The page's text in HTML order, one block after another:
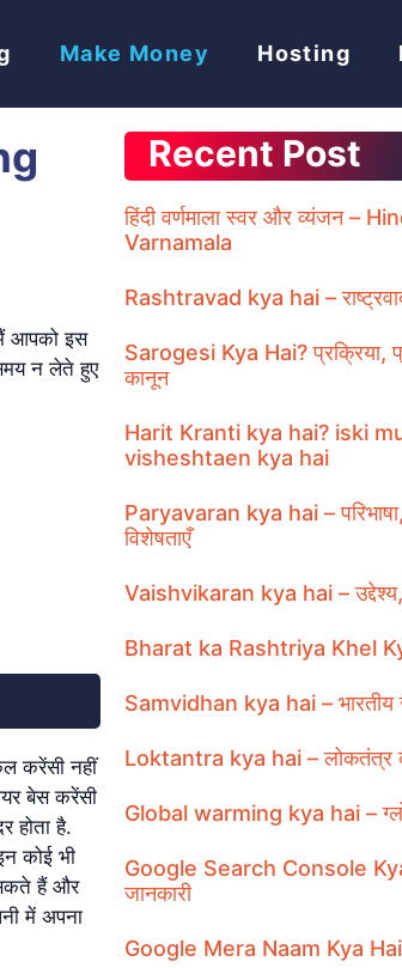
Make Money Hosting
आपको इस
न लेते हुए
करेंसी नहीं
बेस करेंसी
होता है.
कोई भी
हैं और
में अपना
Recent Post
हिंदी वर्णमाला स्वर और व्यंजन –
Varnamala
Rashtravad kya hai –
Sarogesi Kya Hai? प्रक्रिया,
कानून
Harit Kranti kya hai? iski
visheshtaen kya hai
Paryavaran kya hai –
विशेषताएँ
Vaishvikaran kya hai – उद्देश्य,
Bharat ka Rashtriya Khel
Samvidhan kya hai – भारतीय
Loktantra kya hai – लोकतंत्र
Global warming kya hai –
Google Search Console
जानकारी
Google Mera Naam Kya